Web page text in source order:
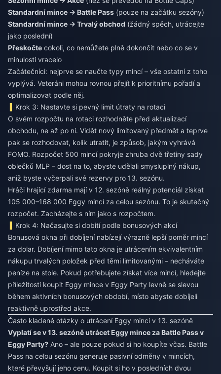
Standardní mince → Battle Pass (pouze na začátku sezóny)
Standardní mince → Trvalý obchod (žádný spěch, utrácejte
jako poslední)
Přeskočte cokoli, co nemůžete plně dokončit nebo co se v
minulosti vracelo
Začátečníci: nejprve se naučte typy mincí – vše ostatní z toho
vyplývá. Veteráni mohou rovnou přejít k prioritnímu pořadí a
optimalizovat podle něj.
Krok 3: Nastavte si pevný limit útraty na rotaci
O svém rozpočtu na rotaci rozhodněte před aktualizací
obchodu, ne až po ní. Vidět nový limitovaný předmět a teprve
pak se rozhodovat, kolik utratit, je způsob, jakým vyhrává
FOMO. Rozpočet 500 mincí pokryje zhruba dvě třetiny sady
oblečků MLP – dost na to, abyste udělali smysluplný nákup,
aniž byste vyčerpali své rezervy pro 13. sezónu.
Hráči hrající zdarma mají v 12. sezóně reálný potenciál získat
105 000–168 000 Eggy mincí za celou sezónu. To je skutečný
rozpočet. Zacházejte s ním jako s rozpočtem.
Krok 4: Načasujte si dobití podle bonusových akcí
Bonusová okna při dobíjení nabízejí výrazně lepší poměr mincí
za dolar. Dobíjení mimo tato okna je utrácením ekvivalentním
nákupu trvalých položek před těmi limitovanými – necháváte
peníze na stole. Pokud potřebujete získat více mincí, hledejte
příležitosti koupit Eggy mince v Eggy Party levně se slevou
během aktivních bonusových období, místo abyste dobíjeli
reaktivně uprostřed akce.
Často kladené otázky o utrácení Eggy mincí v 13. sezóně
Vyplatí se v 13. sezóně utrácet Eggy mince za Battle Pass v
Eggy Party? Ano – ale pouze pokud si ho koupíte včas. Battle
Pass na celou sezónu generuje pasivní odměny v mincích,
které převyšují jeho cenu. Koupit si ho v posledních dvou